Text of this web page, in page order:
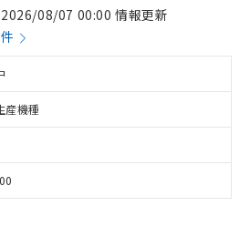
2026/08/07 00:00 情報更新
産機種